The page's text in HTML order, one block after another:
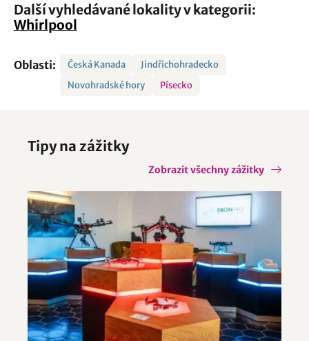
Další vyhledávané lokality v kategorii:
Whirlpool
Oblasti: Česká Kanada
Jindřichohradecko
Novohradské hory
Písecko
Tipy na zážitky
Zobrazit všechny zážitky